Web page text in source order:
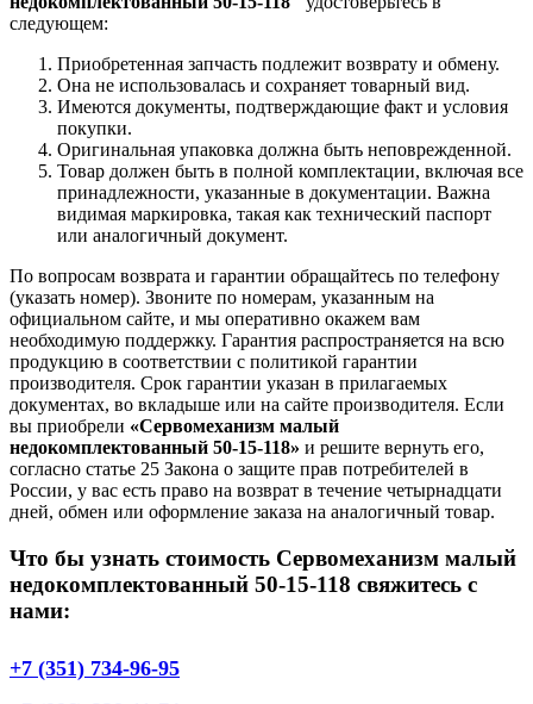
следующем:
Приобретенная запчасть подлежит возврату и обмену.
Она не использовалась и сохраняет товарный вид.
Имеются документы, подтверждающие факт и условия
покупки.
Оригинальная упаковка должна быть неповрежденной.
Товар должен быть в полной комплектации, включая все
принадлежности, указанные в документации. Важна
видимая маркировка, такая как технический паспорт
или аналогичный документ.
По вопросам возврата и гарантии обращайтесь по телефону
(указать номер). Звоните по номерам, указанным на
официальном сайте, и мы оперативно окажем вам
необходимую поддержку. Гарантия распространяется на всю
продукцию в соответствии с политикой гарантии
производителя. Срок гарантии указан в прилагаемых
документах, во вкладыше или на сайте производителя. Если
вы приобрели «Сервомеханизм малый
недокомплектованный 50-15-118» и решите вернуть его,
согласно статье 25 Закона о защите прав потребителей в
России, у вас есть право на возврат в течение четырнадцати
дней, обмен или оформление заказа на аналогичный товар.
Что бы узнать стоимость Сервомеханизм малый
недокомплектованный 50-15-118 свяжитесь с
нами:
+7 (351) 734-96-95